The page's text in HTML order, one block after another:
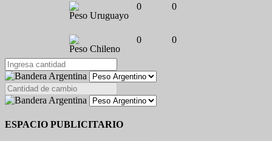
Peso Uruguayo
0 0
Peso Chileno
0 0
ESPACIO PUBLICITARIO